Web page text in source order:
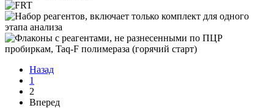
Назад
1
2
Вперед